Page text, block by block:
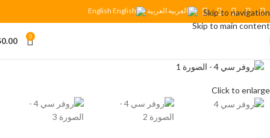
Skip to navigation
Skip to main content
العربية English
0
0.00
Click to enlarge